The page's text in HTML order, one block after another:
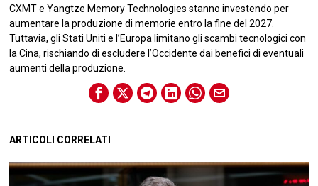
CXMT e Yangtze Memory Technologies stanno investendo per
aumentare la produzione di memorie entro la fine del 2027.
Tuttavia, gli Stati Uniti e l’Europa limitano gli scambi tecnologici con
la Cina, rischiando di escludere l’Occidente dai benefici di eventuali
aumenti della produzione.
ARTICOLI CORRELATI